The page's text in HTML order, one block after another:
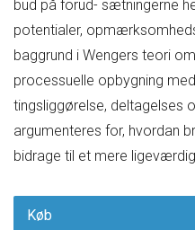
bud på forud- sætningerne
potentialer,
baggrund i Wengers teori
processuelle opbygning
tingsliggørelse, deltagelses
argumenteres for, hvordan
bidrage til et mere
Køb